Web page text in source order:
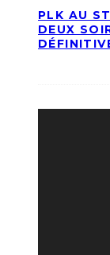
PLK AU
DEUX